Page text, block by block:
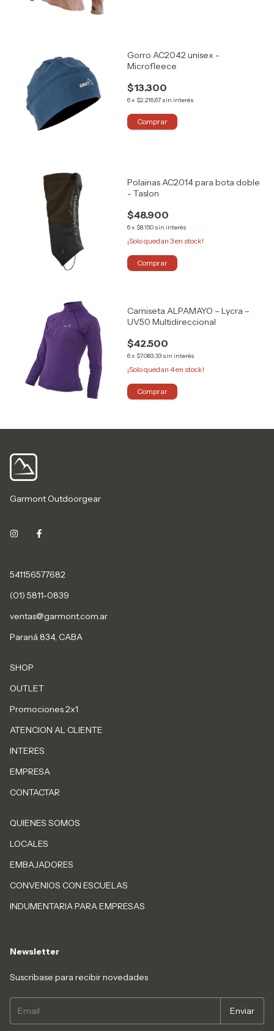
Gorro AC2042 unisex -
Microfleece
$13.300
6x $2.216,67 sin interés
Comprar
Polainas AC2014 para bota doble
- Taslon
$48.900
6x $8.150 sin interés
¡Solo quedan 3en stock!
Comprar
Camiseta ALPAMAYO – Lycra –
UV50 Multidireccional
$42.500
6x $7.083,33 sin interés
¡Solo quedan 4en stock!
Comprar
Garmont Outdoorgear
541156577682
(01) 5811-0839
ventas@garmont.com.ar
Paraná 834, CABA
SHOP
OUTLET
Promociones 2x1
ATENCION AL CLIENTE
INTERES
EMPRESA
CONTACTAR
QUIENES SOMOS
LOCALES
EMBAJADORES
CONVENIOS CON ESCUELAS
INDUMENTARIA PARA EMPRESAS
Newsletter
Suscribase para recibir novedades